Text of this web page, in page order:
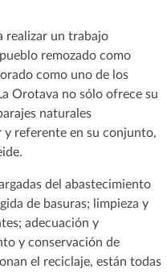
realizar un trabajo
remozado como
como uno de los
Orotava no sólo ofrece su
naturales
y referente en su conjunto,
del abastecimiento
de basuras; limpieza y
adecuación y
y conservación de
el reciclaje, están todas